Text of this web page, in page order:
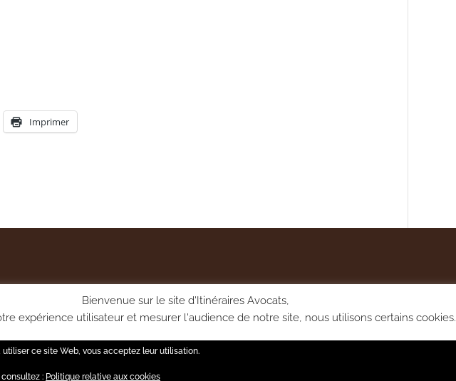
Imprimer
Bienvenue sur le site d'Itinéraires Avocats,
expérience utilisateur et mesurer l'audience de notre site, nous utilisons certains cookies.
vous pourrez gérer vos choix via la page Politique de confidentialité et cookies.
Réglage des cookies
ce site Web, vous acceptez leur utilisation.
: Politique relative aux cookies